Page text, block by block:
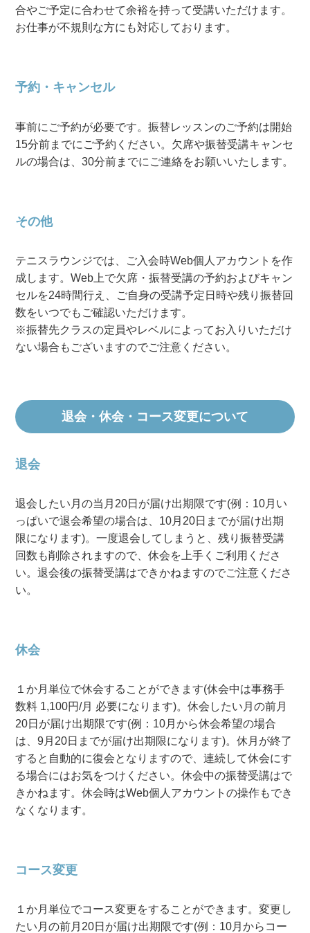
合やご予定に合わせて余裕を持って受講いただけます。
お仕事が不規則な方にも対応しております。
予約・キャンセル
事前にご予約が必要です。振替レッスンのご予約は開始
15分前までにご予約ください。欠席や振替受講キャンセ
ルの場合は、30分前までにご連絡をお願いいたします。
その他
テニスラウンジでは、ご入会時Web個人アカウントを作
成します。Web上で欠席・振替受講の予約およびキャン
セルを24時間行え、ご自身の受講予定日時や残り振替回
数をいつでもご確認いただけます。
※振替先クラスの定員やレベルによってお入りいただけ
ない場合もございますのでご注意ください。
退会・休会・コース変更について
退会
退会したい月の当月20日が届け出期限です(例：10月い
っぱいで退会希望の場合は、10月20日までが届け出期
限になります)。一度退会してしまうと、残り振替受講
回数も削除されますので、休会を上手くご利用くださ
い。退会後の振替受講はできかねますのでご注意くださ
い。
休会
１か月単位で休会することができます(休会中は事務手
数料 1,100円/月 必要になります)。休会したい月の前月
20日が届け出期限です(例：10月から休会希望の場合
は、9月20日までが届け出期限になります)。休月が終了
すると自動的に復会となりますので、連続して休会にす
る場合にはお気をつけください。休会中の振替受講はで
きかねます。休会時はWeb個人アカウントの操作もでき
なくなります。
コース変更
１か月単位でコース変更をすることができます。変更し
たい月の前月20日が届け出期限です(例：10月からコー